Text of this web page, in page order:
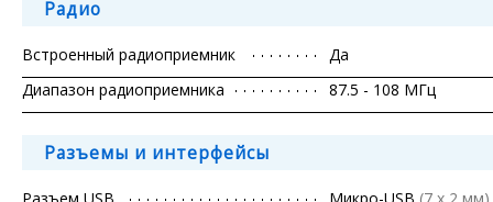
Радио
Встроенный радиоприемник
Да
Диапазон радиоприемника
87.5 - 108 МГц
Разъемы и интерфейсы